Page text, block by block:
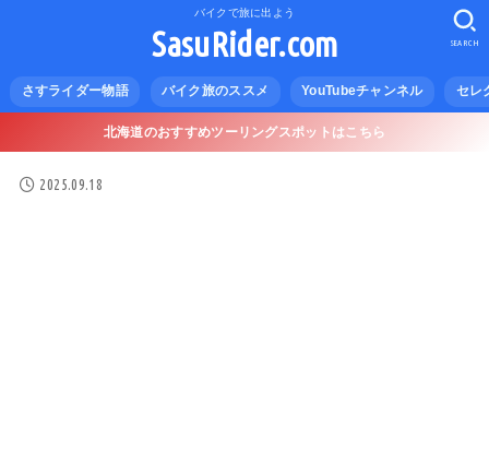
バイクで旅に出よう
SasuRider.com
さすライダー物語 バイク旅のススメ YouTubeチャンネル セレ
SEARCH
北海道のおすすめツーリングスポットはこちら
2025.09.18